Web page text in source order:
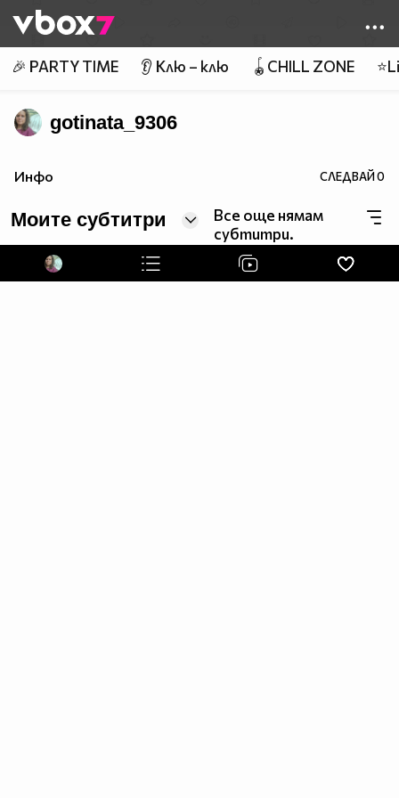
👾
🎉 PARTY TIME 👂 Клю – клю 🪀CHILL ZONE
gotinata_9306
Инфо СЛЕДВАЙ0
Моите субтитри
Все още нямам
субтитри.